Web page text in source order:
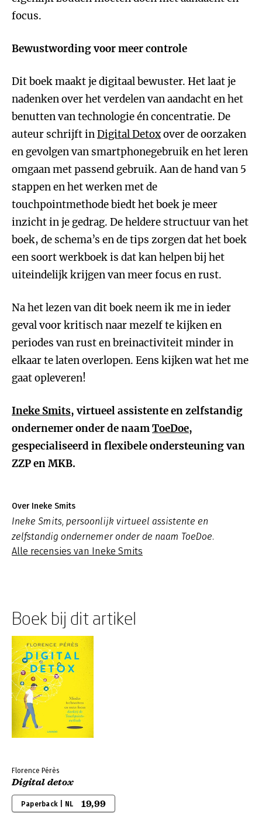
focus.
Bewustwording voor meer controle
Dit boek maakt je digitaal bewuster. Het laat je
nadenken over het verdelen van aandacht en het
benutten van technologie én concentratie. De
auteur schrijft inDigital Detoxover de oorzaken
en gevolgen van smartphonegebruik en het leren
omgaan met passend gebruik. Aan de hand van 5
stappen en het werken met de
touchpointmethode biedt het boek je meer
inzicht in je gedrag. De heldere structuur van het
boek, de schema’s en de tips zorgen dat het boek
een soort werkboek is dat kan helpen bij het
uiteindelijk krijgen van meer focus en rust.
Na het lezen van dit boek neem ik me in ieder
geval voor kritisch naar mezelf te kijken en
periodes van rust en breinactiviteit minder in
elkaar te laten overlopen. Eens kijken wat het me
gaat opleveren!
Ineke Smits, virtueel assistente en zelfstandig
ondernemer onder de naamToeDoe,
gespecialiseerd in flexibele ondersteuning van
ZZP en MKB.
Over Ineke Smits
Ineke Smits, persoonlijk virtueel assistente en
zelfstandig ondernemer onder de naam ToeDoe.
Alle recensies van Ineke Smits
Boek bij dit artikel
Florence Pérès
Digital detox
Paperback | NL 19,99